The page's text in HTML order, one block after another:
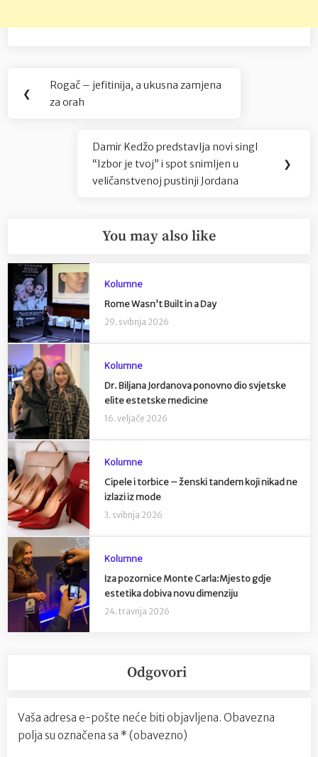
Navigacija
objava
❮
Previous
Post:
Rogač – jefitinija, a ukusna zamjena
za orah
Next
Post:
Damir Kedžo predstavlja novi singl
“Izbor je tvoj” i spot snimljen u
veličanstvenoj pustinji Jordana
❯
You may also like
Kolumne
Rome Wasn’t Built in a Day
29. svibnja 2026
Kolumne
Dr. Biljana Jordanova ponovno dio svjetske
elite estetske medicine
16. veljače 2026
Kolumne
Cipele i torbice – ženski tandem koji nikad ne
izlazi iz mode
3. svibnja 2026
Kolumne
Iza pozornice Monte Carla:Mjesto gdje
estetika dobiva novu dimenziju
24. travnja 2026
Odgovori
Vaša adresa e-pošte neće biti objavljena. Obavezna
polja su označena sa * (obavezno)